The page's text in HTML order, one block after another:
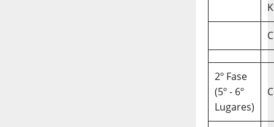
2º Fase
(5º - 6º
Lugares)